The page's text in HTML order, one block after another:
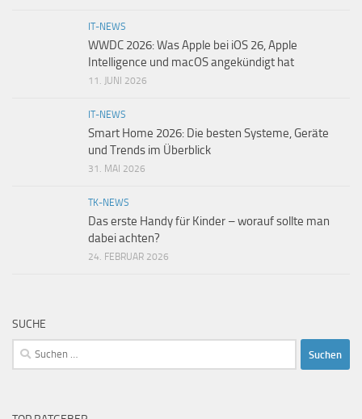
IT-NEWS
WWDC 2026: Was Apple bei iOS 26, Apple
Intelligence und macOS angekündigt hat
11. JUNI 2026
IT-NEWS
Smart Home 2026: Die besten Systeme, Geräte
und Trends im Überblick
31. MAI 2026
TK-NEWS
Das erste Handy für Kinder – worauf sollte man
dabei achten?
24. FEBRUAR 2026
SUCHE
Suchen
nach: